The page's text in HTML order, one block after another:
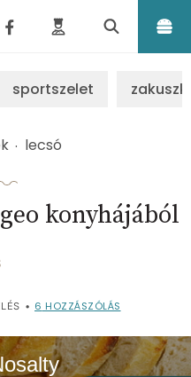
sportszelet
lecsó
konyhájából
• 6 HOZZÁSZÓLÁS